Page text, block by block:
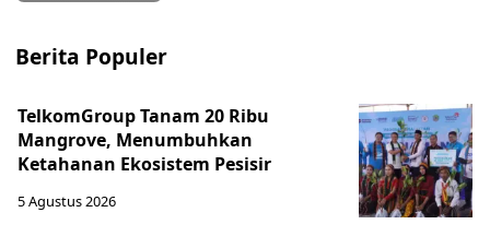
Berita Populer
TelkomGroup Tanam 20 Ribu
Mangrove, Menumbuhkan
Ketahanan Ekosistem Pesisir
5 Agustus 2026